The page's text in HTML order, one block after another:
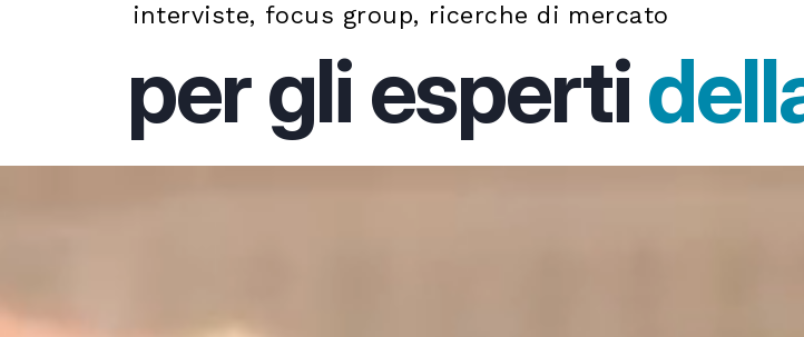
interviste, focus group, ricerche di mercato
per gli esperti